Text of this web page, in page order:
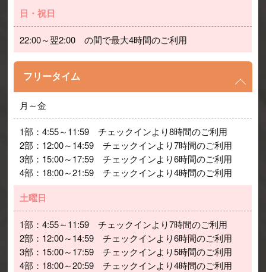
日・祝日
22:00～翌2:00　の間で最大4時間のご利用
フリータイム
月～金
1部：4:55～11:59　チェックインより8時間のご利用
2部：12:00～14:59　チェックインより7時間のご利用
3部：15:00～17:59　チェックインより6時間のご利用
4部：18:00～21:59　チェックインより4時間のご利用
土曜日
1部：4:55～11:59　チェックインより7時間のご利用
2部：12:00～14:59　チェックインより6時間のご利用
3部：15:00～17:59　チェックインより5時間のご利用
4部：18:00～20:59　チェックインより4時間のご利用